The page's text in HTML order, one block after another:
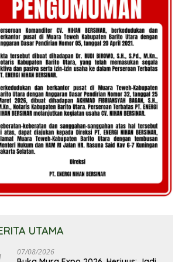
UTAMA
07/08/2026